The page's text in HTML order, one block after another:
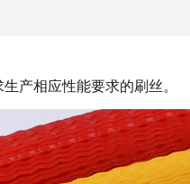
产相应性能要求的刷丝。